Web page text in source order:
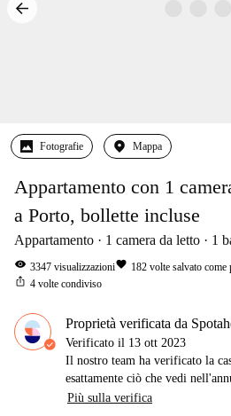
Fotografie Mappa
Appartamento con 1
a Porto, bollette incluse
Appartamento 1 camera da letto 1
visibility 3347 visualizzazionifavorite 182 volte salvato come
ios_share 4 volte condiviso
Proprietà verificata da
Verificato il 13 ott 2023
Il nostro team ha verificato la
esattamente ciò che vedi
Più sulla verifica